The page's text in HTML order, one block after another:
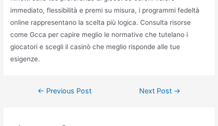
immediato, flessibilità e premi su misura, i programmi fedeltà
online rappresentano la scelta più logica. Consulta risorse
come Gcca per capire meglio le normative che tutelano i
giocatori e scegli il casinò che meglio risponde alle tue
esigenze.
← Previous Post Next Post →